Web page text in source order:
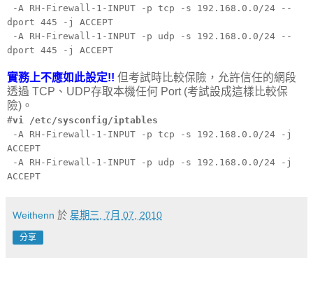
-A RH-Firewall-1-INPUT -p tcp -s 192.168.0.0/24 --
dport 445 -j ACCEPT
-A RH-Firewall-1-INPUT -p udp -s 192.168.0.0/24 --
dport 445 -j ACCEPT
實務上不應如此設定!! 但考試時比較保險，允許信任的網段
透過 TCP、UDP存取本機任何 Port (考試設成這樣比較保
險)。
#vi /etc/sysconfig/iptables
-A RH-Firewall-1-INPUT -p tcp -s 192.168.0.0/24 -j
ACCEPT
-A RH-Firewall-1-INPUT -p udp -s 192.168.0.0/24 -j
ACCEPT
Weithenn 於 星期三, 7月 07, 2010
分享